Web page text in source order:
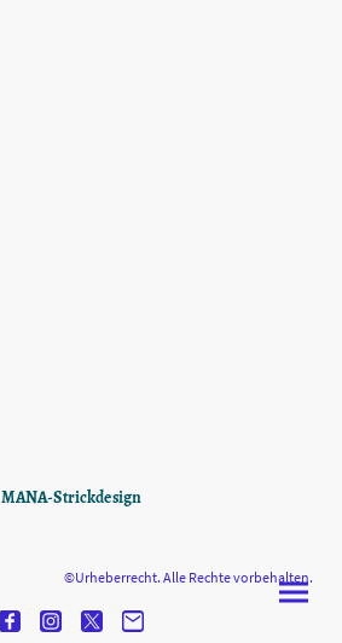
MANA-Strickdesign
©Urheberrecht. Alle Rechte vorbehalten.